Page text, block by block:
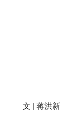
文 | 蒋洪新